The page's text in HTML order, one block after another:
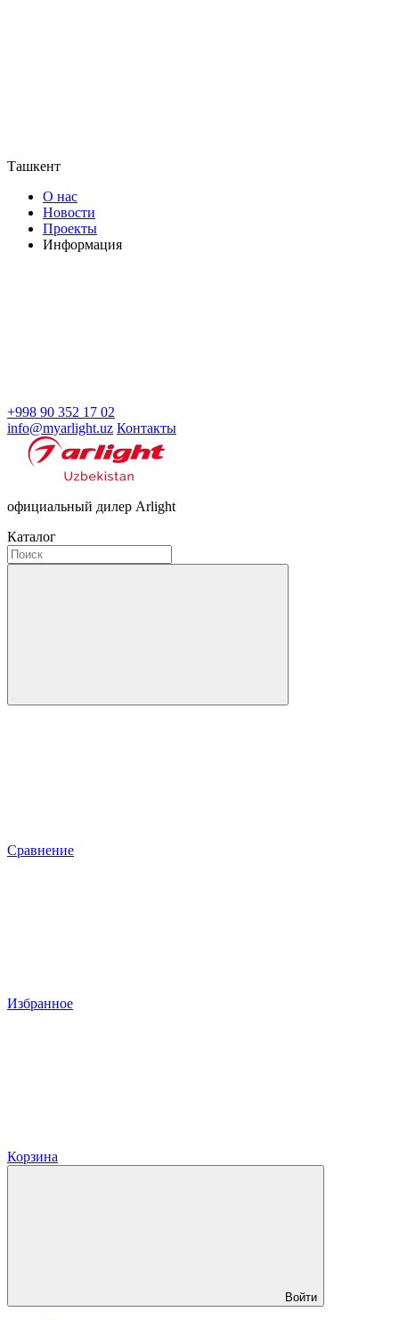
Ташкент
О нас
Новости
Проекты
Информация
+998 90 352 17 02
info@myarlight.uz Контакты
официальный дилер Arlight
Каталог
Сравнение
Избранное
Корзина
Войти